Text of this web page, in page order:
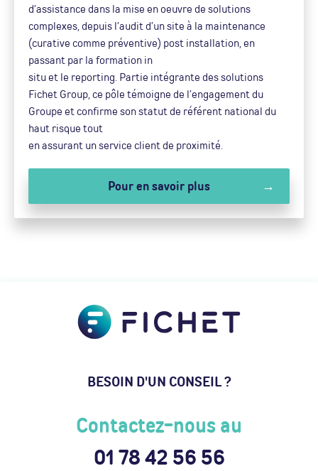
d’assistance dans la mise en oeuvre de solutions
complexes, depuis l’audit d’un site à la maintenance
(curative comme préventive) post installation, en
passant par la formation in
situ et le reporting. Partie intégrante des solutions
Fichet Group, ce pôle témoigne de l’engagement du
Groupe et confirme son statut de référent national du
haut risque tout
en assurant un service client de proximité.
Pour en savoir plus
BESOIN D'UN CONSEIL ?
Contactez-nous au
01 78 42 56 56